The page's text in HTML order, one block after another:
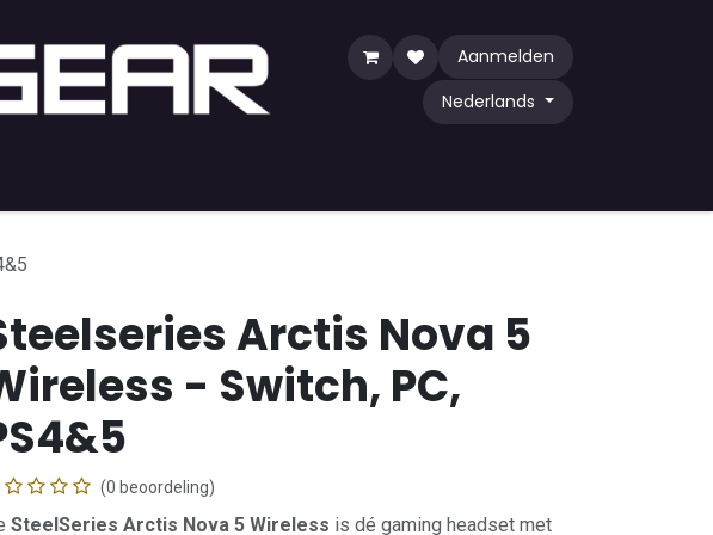
Aanmelden
Nederlands
Arctis Nova 5
- Switch, PC,
(0 beoordeling)
SteelSeries Arctis Nova 5 Wireless is dé gaming headset met